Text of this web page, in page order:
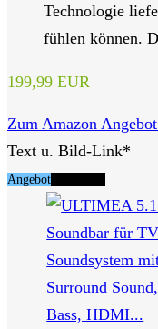
Technologie
fühlen können.
199,99 EUR
Zum Amazon
Text u. Bild-Link*
Angebot